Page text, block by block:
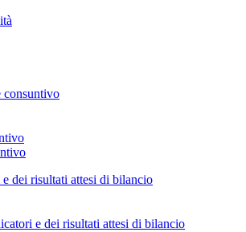
consuntivo
dei risultati attesi di bilancio
e dei risultati attesi di bilancio